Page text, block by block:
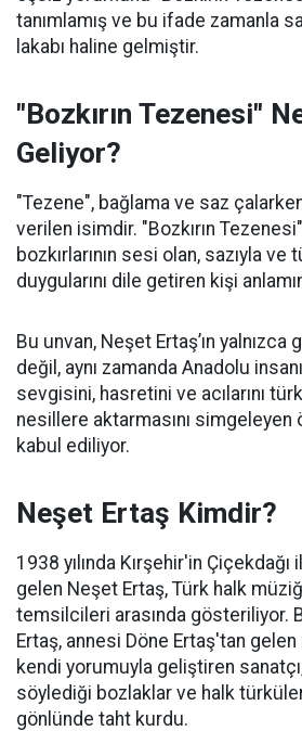
tanımlamış ve bu ifade zamanla
lakabı haline gelmiştir.
"Bozkırın Tezenesi"
Geliyor?
"Tezene", bağlama ve saz
verilen isimdir. "Bozkırın
bozkırlarının sesi olan, sazıyla ve
duygularını dile getiren kişi
Bu unvan, Neşet Ertaş’ın yalnızca
değil, aynı zamanda Anadolu
sevgisini, hasretini ve acılarını
nesillere aktarmasını
kabul ediliyor.
Neşet Ertaş Kimdir?
1938 yılında Kırşehir'in
gelen Neşet Ertaş, Türk halk
temsilcileri arasında gösteriliyor.
Ertaş, annesi Döne Ertaş'tan
kendi yorumuyla geliştiren
söylediği bozlaklar ve halk
gönlünde taht kurdu.